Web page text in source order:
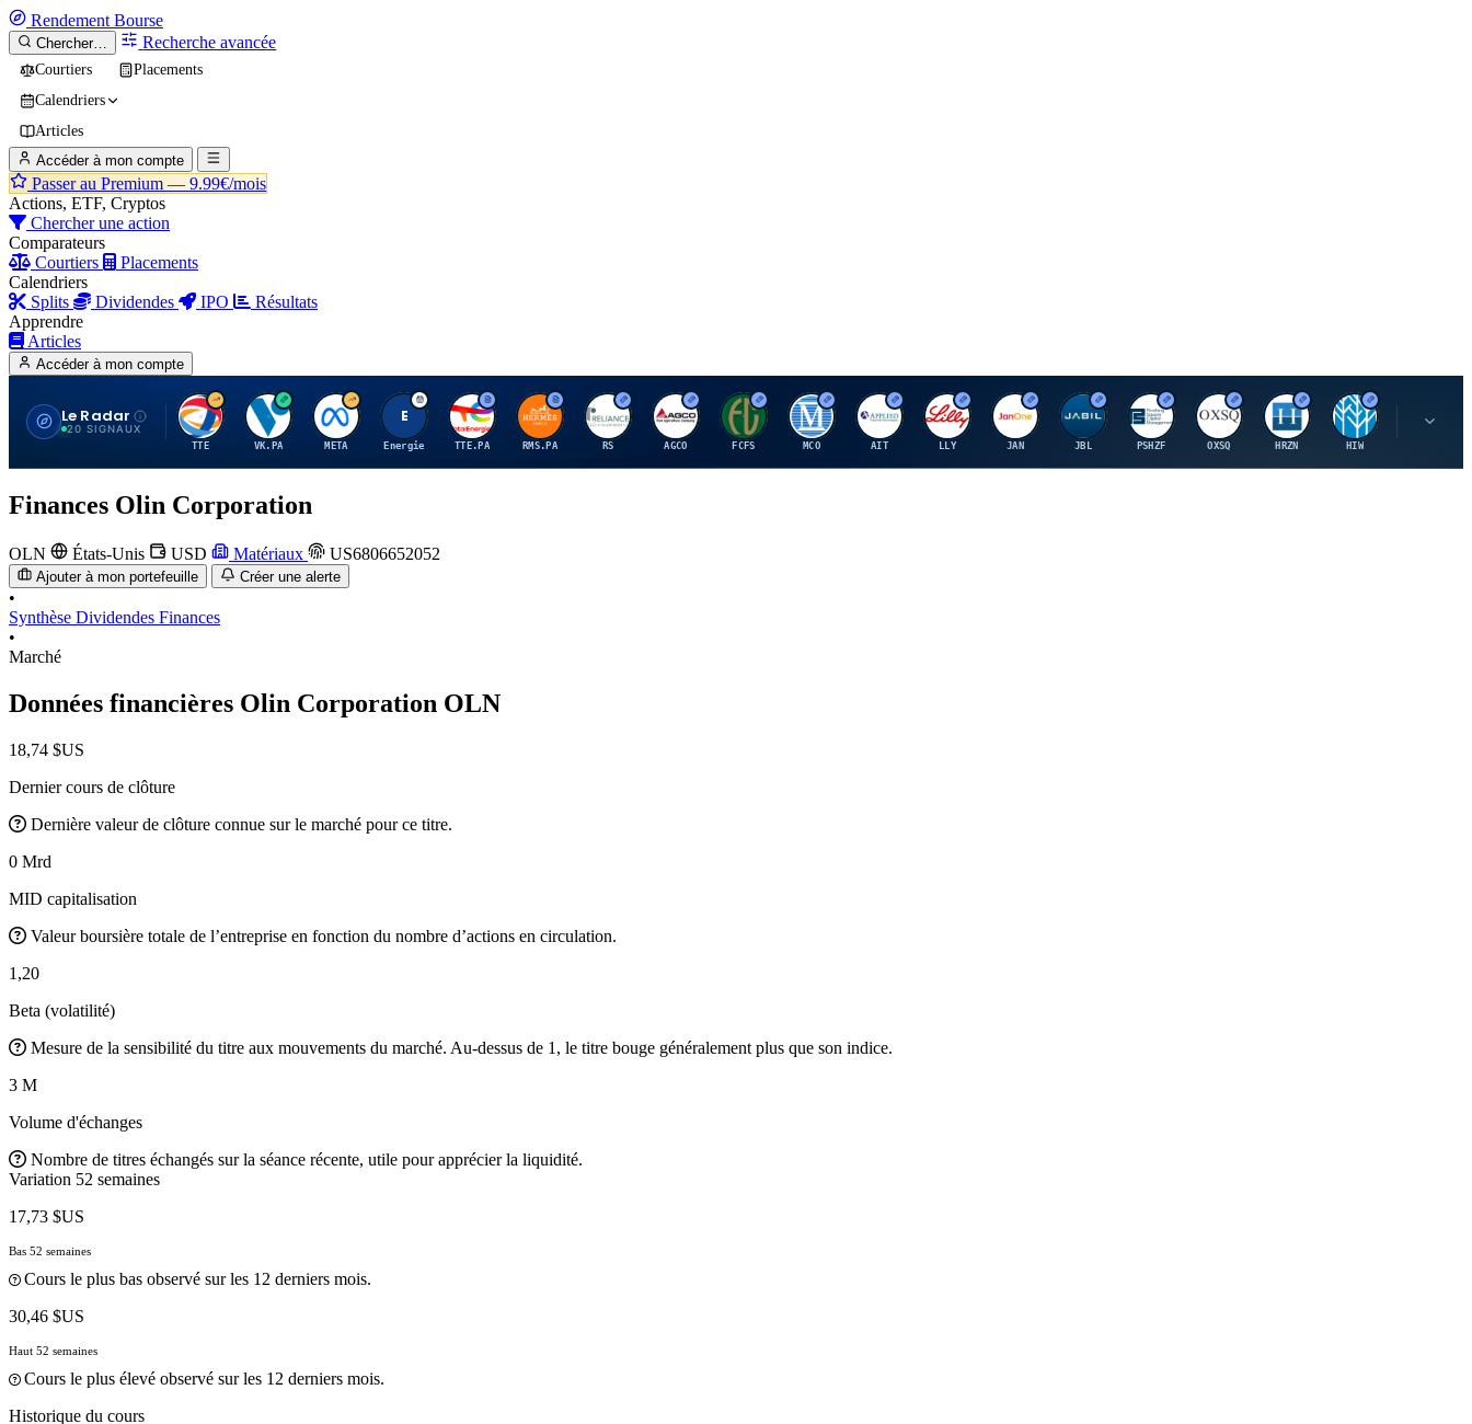
Rendement Bourse
Chercher… Recherche avancée
Courtiers
Placements
Calendriers
Articles
Accéder à mon compte
Passer au Premium — 9.99€/mois
Actions, ETF, Cryptos
Chercher une action
Comparateurs
Courtiers
Placements
Calendriers
Splits
Dividendes IPO
Résultats
Apprendre
Articles
Accéder à mon compte
Le Radar
20 SIGNAUX
T
TTE
V
VK.PA
M
META
E
Energie
T
TTE.PA
H
RMS.PA
R
RS
A
AGCO
F
FCFS
M
MCO
A
AIT
E
LLY
J
JAN
J
JBL
P
PSHZF
O
OXSQ
H
HRZN
H
HIW
U
Finances Olin Corporation
OLN États-Unis USD Matériaux US6806652052
Ajouter à mon portefeuille Créer une alerte
•
Synthèse Dividendes Finances
•
Marché
Données financières Olin Corporation OLN
18,74 $US
Dernier cours de clôture
Dernière valeur de clôture connue sur le marché pour ce titre.
0 Mrd
MID capitalisation
Valeur boursière totale de l’entreprise en fonction du nombre d’actions en circulation.
1,20
Beta (volatilité)
Mesure de la sensibilité du titre aux mouvements du marché. Au-dessus de 1, le titre bouge généralement plus que son indice.
3 M
Volume d'échanges
Nombre de titres échangés sur la séance récente, utile pour apprécier la liquidité.
Variation 52 semaines
17,73 $US
Bas 52 semaines
Cours le plus bas observé sur les 12 derniers mois.
30,46 $US
Haut 52 semaines
Cours le plus élevé observé sur les 12 derniers mois.
Historique du cours